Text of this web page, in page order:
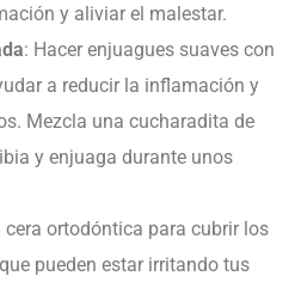
y aliviar el malestar.
: Hacer enjuagues suaves con
a reducir la inflamación y
Mezcla una cucharadita de
y enjuaga durante unos
cera ortodóntica para cubrir los
pueden estar irritando tus